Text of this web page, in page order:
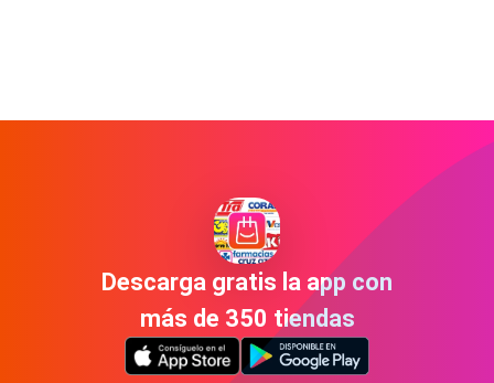
Descarga gratis la app con
más de 350 tiendas